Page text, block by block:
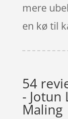
mere
en kø til
54
- Jotun
Maling